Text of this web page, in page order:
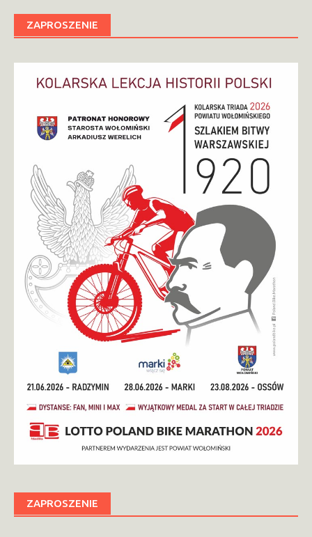
ZAPROSZENIE
ZAPROSZENIE